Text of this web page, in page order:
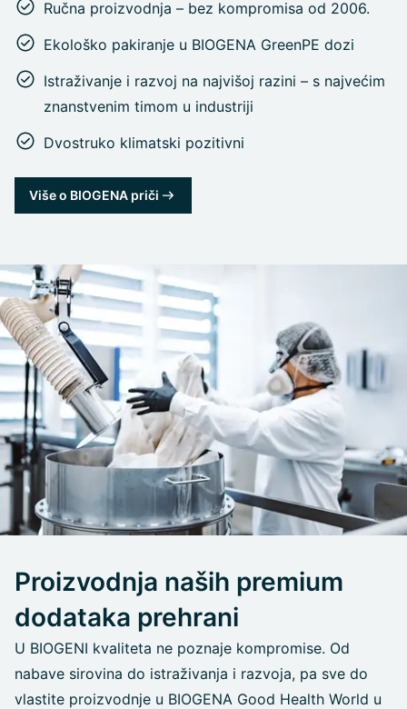
Ručna proizvodnja – bez kompromisa od 2006.
Ekološko pakiranje u BIOGENA GreenPE dozi
Istraživanje i razvoj na najvišoj razini – s najvećim
znanstvenim timom u industriji
Dvostruko klimatski pozitivni
Više o BIOGENA priči
Proizvodnja naših premium
dodataka prehrani
U BIOGENI kvaliteta ne poznaje kompromise. Od
nabave sirovina do istraživanja i razvoja, pa sve do
vlastite proizvodnje u BIOGENA Good Health World u